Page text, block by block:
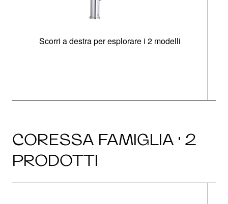
Scorri a destra per esplorare i 2 modelli
CORESSA FAMIGLIA · 2
PRODOTTI